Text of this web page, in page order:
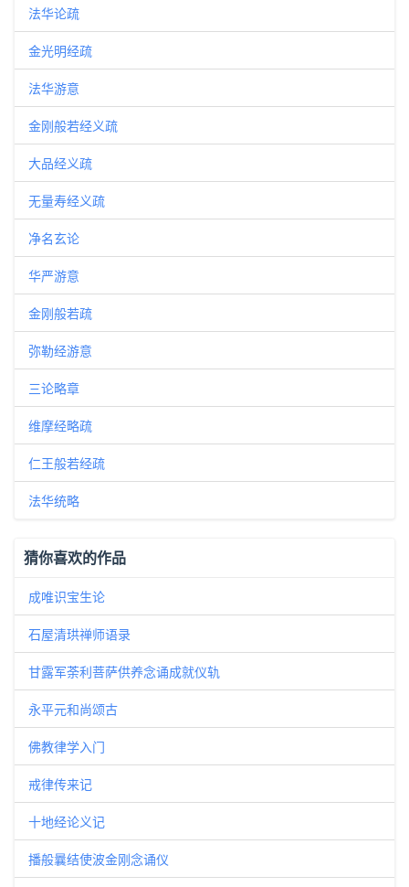
法华论疏
金光明经疏
法华游意
金刚般若经义疏
大品经义疏
无量寿经义疏
净名玄论
华严游意
金刚般若疏
弥勒经游意
三论略章
维摩经略疏
仁王般若经疏
法华统略
猜你喜欢的作品
成唯识宝生论
石屋清珙禅师语录
甘露军荼利菩萨供养念诵成就仪轨
永平元和尚颂古
佛教律学入门
戒律传来记
十地经论义记
播般曩结使波金刚念诵仪